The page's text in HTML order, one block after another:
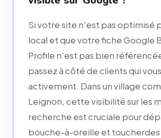
Si votre site n'est pas optimisé
local et que votre fiche Google
Profile n'est pas bien
passez à côté de clients qui
activement. Dans un village
Leignon, cette visibilité sur les
recherche est cruciale pour
bouche-à-oreille et